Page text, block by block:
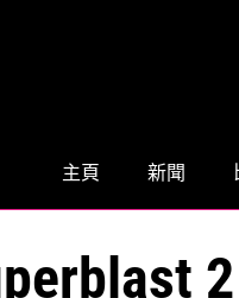
主頁 新聞